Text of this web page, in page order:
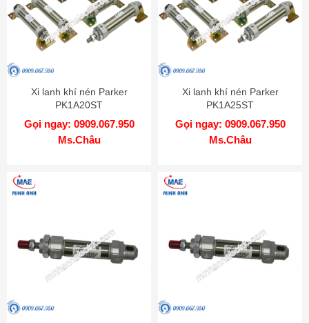
Xi lanh khí nén Parker
PK1A20ST
Gọi ngay: 0909.067.950
Ms.Châu
Xi lanh khí nén Parker
PK1A25ST
Gọi ngay: 0909.067.950
Ms.Châu